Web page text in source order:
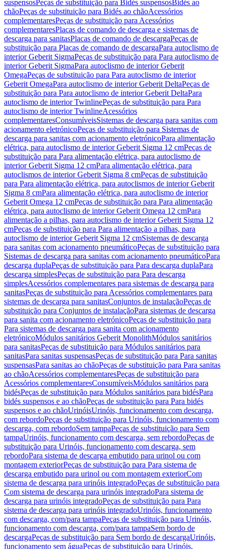
suspensosPeças de substituição para Bidés suspensosBidés ao
chãoPeças de substituição para Bidés ao chãoAcessórios
complementaresPeças de substituição para Acessórios
complementaresPlacas de comando de descarga e sistemas de
descarga para sanitasPlacas de comando de descargaPeças de
substituição para Placas de comando de descargaPara autoclismo de
interior Geberit SigmaPeças de substituição para Para autoclismo de
interior Geberit SigmaPara autoclismo de interior Geberit
OmegaPeças de substituição para Para autoclismo de interior
Geberit OmegaPara autoclismo de interior Geberit DeltaPeças de
substituição para Para autoclismo de interior Geberit DeltaPara
autoclismo de interior TwinlinePeças de substituição para Para
autoclismo de interior TwinlineAcessórios
complementaresConsumíveisSistemas de descarga para sanitas com
acionamento eletrónicoPeças de substituição para Sistemas de
descarga para sanitas com acionamento eletrónicoPara alimentação
elétrica, para autoclismo de interior Geberit Sigma 12 cmPeças de
substituição para Para alimentação elétrica, para autoclismo de
interior Geberit Sigma 12 cmPara alimentação elétrica, para
autoclismos de interior Geberit Sigma 8 cmPeças de substituição
para Para alimentação elétrica, para autoclismos de interior Geberit
Sigma 8 cmPara alimentação elétrica, para autoclismo de interior
Geberit Omega 12 cmPeças de substituição para Para alimentação
elétrica, para autoclismo de interior Geberit Omega 12 cmPara
alimentação a pilhas, para autoclismo de interior Geberit Sigma 12
cmPeças de substituição para Para alimentação a pilhas, para
autoclismo de interior Geberit Sigma 12 cmSistemas de descarga
para sanitas com acionamento pneumáticoPeças de substituição para
Sistemas de descarga para sanitas com acionamento pneumáticoPara
descarga duplaPeças de substituição para Para descarga duplaPara
descarga simplesPeças de substituição para Para descarga
simplesAcessórios complementares para sistemas de descarga para
sanitasPeças de substituição para Acessórios complementares para
sistemas de descarga para sanitasConjuntos de instalaçãoPeças de
substituição para Conjuntos de instalaçãoPara sistemas de descarga
para sanita com acionamento eletrónicoPeças de substituição para
Para sistemas de descarga para sanita com acionamento
eletrónicoMódulos sanitários Geberit MonolithMódulos sanitários
para sanitasPeças de substituição para Módulos sanitários para
sanitasPara sanitas suspensasPeças de substituição para Para sanitas
suspensasPara sanitas ao chãoPeças de substituição para Para sanitas
ao chãoAcessórios complementaresPeças de substituição para
Acessórios complementaresConsumíveisMódulos sanitários para
bidésPeças de substituição para Módulos sanitários para bidésPara
bidés suspensos e ao chãoPeças de substituição para Para bidés
suspensos e ao chãoUrinóisUrinóis, funcionamento com descarga,
com rebordoPeças de substituição para Urinóis, funcionamento com
descarga, com rebordoSem tampaPeças de substituição para Sem
tampaUrinóis, funcionamento com descarga, sem rebordoPeças de
substituição para Urinóis, funcionamento com descarga, sem
rebordoPara sistema de descarga embutido para urinol ou com
montagem exteriorPeças de substituição para Para sistema de
descarga embutido para urinol ou com montagem exteriorCom
sistema de descarga para urinóis integradoPeças de substituição para
Com sistema de descarga para urinóis integradoPara sistema de
descarga para urinóis integradoPeças de substituição para Para
sistema de descarga para urinóis integradoUrinóis, funcionamento
com descarga, com/para tampaPeças de substituição para Urinóis,
funcionamento com descarga, com/para tampaSem bordo de
descargaPeças de substituição para Sem bordo de descargaUrinóis,
funcionamento sem águaPeças de substituição para Urinóis,